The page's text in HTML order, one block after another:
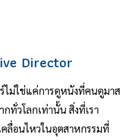
Director
ม่ใช่แค่การดูหนังที่คนดูมาส
ทั่วโลกเท่านั้น สิ่งที่เรา
ลื่อนไหวในอุตสาหกรรมที่